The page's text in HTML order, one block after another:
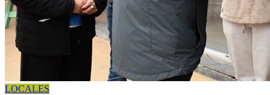
LOCALES